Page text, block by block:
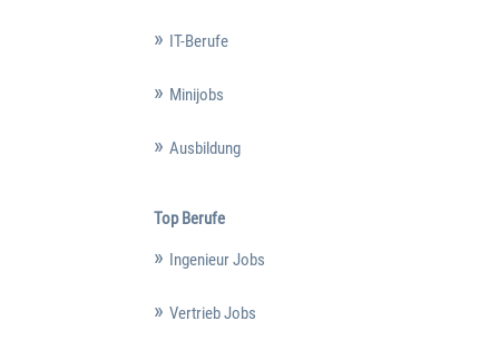
IT-Berufe
Minijobs
Ausbildung
Top Berufe
Ingenieur Jobs
Vertrieb Jobs